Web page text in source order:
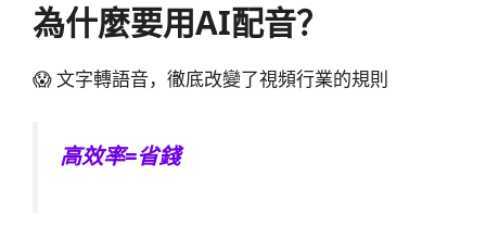
為什麼要用AI配音？
😱 文字轉語音，徹底改變了視頻行業的規則
高效率=省錢